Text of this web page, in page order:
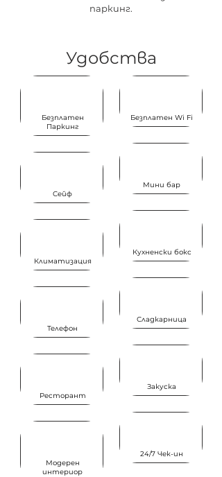
паркинг.
Удобства
Безплатен
Паркинг
Сейф
Климатизация
Телефон
Ресторант
Модерен
интериор
Безплатен Wi Fi
Мини бар
Кухненски бокс
Сладкарница
Закуска
24/7 Чек-ин